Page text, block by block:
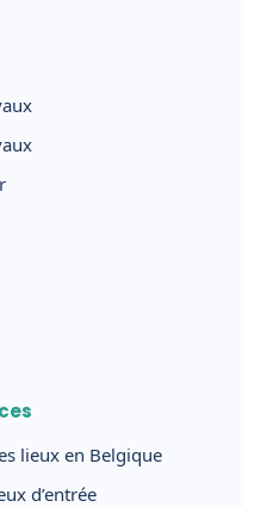
lieux en Belgique
d’entrée